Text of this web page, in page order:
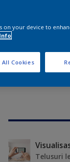
Telusuri
on your device to
Info
All Cookies